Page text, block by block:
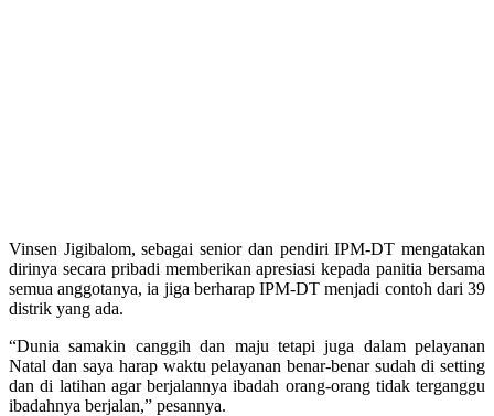
Vinsen Jigibalom, sebagai senior dan pendiri IPM-DT mengatakan
dirinya secara pribadi memberikan apresiasi kepada panitia bersama
semua anggotanya, ia jiga berharap IPM-DT menjadi contoh dari 39
distrik yang ada.
“Dunia samakin canggih dan maju tetapi juga dalam pelayanan
Natal dan saya harap waktu pelayanan benar-benar sudah di setting
dan di latihan agar berjalannya ibadah orang-orang tidak terganggu
ibadahnya berjalan,” pesannya.